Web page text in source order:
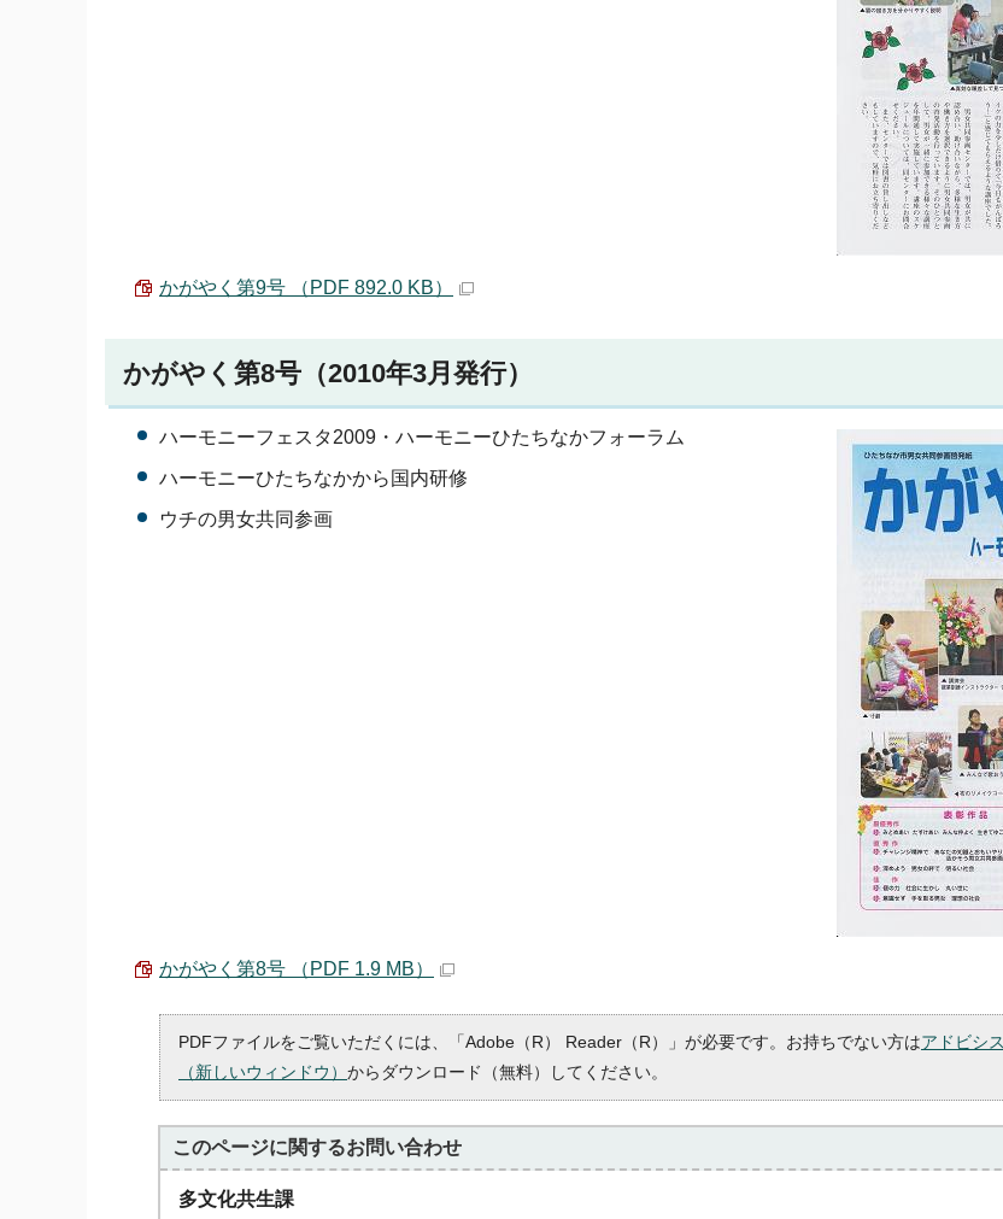
かがやく第9号 （PDF 892.0 KB）
かがやく第8号（2010年3月発行）
ハーモニーフェスタ2009・ハーモニーひたちなかフォーラム
ハーモニーひたちなかから国内研修
ウチの男女共同参画
かがやく第8号 （PDF 1.9 MB）
PDFファイルをご覧いただくには、「Adobe（R） Reader（R）」が必要です。お持ちでない方はアドビシ
（新しいウィンドウ） からダウンロード（無料）してください。
このページに関するお問い合わせ
多文化共生課